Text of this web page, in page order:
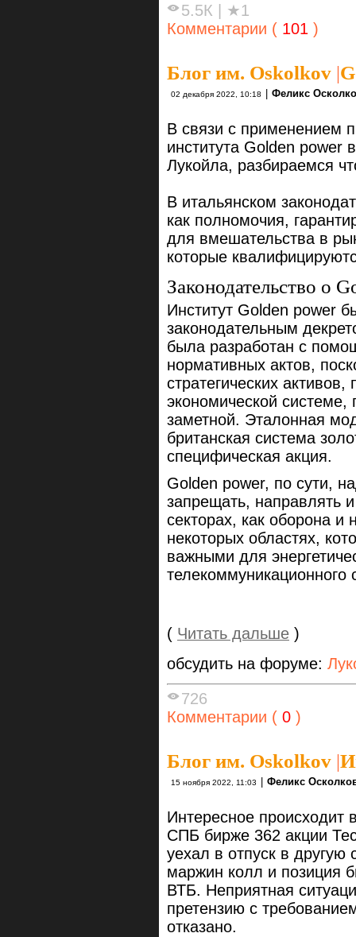
5.5К | ★1
Комментарии ( 101 )
Блог им. Oskolkov |
02 декабря 2022, 10:18 | Феликс
В связи с применением
института Golden power
Лукойла, разбираемся
В итальянском
как полномочия,
для вмешательства в
которые
Законодательство о
Институт Golden power
законодательным
была разработан с
нормативных актов,
стратегических
экономической системе,
заметной. Эталонная
британская система
специфическая акция.
Golden power, по сути,
запрещать, направлять
секторах, как оборона и
некоторых областях,
важными для
телекоммуникационного
( Читать дальше )
обсудить на форуме:
726
Комментарии ( 0 )
Блог им. Oskolkov |
15 ноября 2022, 11:03 Феликс
Интересное происходит
СПБ бирже 362 акции
уехал в отпуск в другую
маржин колл и позиция
ВТБ. Неприятная
претензию с
отказано.